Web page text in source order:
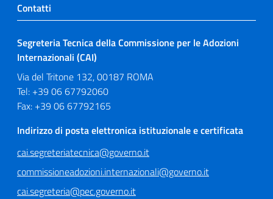
Contatti
Segreteria Tecnica della Commissione per le Adozioni
Internazionali (CAI)
Via del Tritone 132, 00187 ROMA
Tel: +39 06 67792060
Fax: +39 06 67792165
Indirizzo di posta elettronica istituzionale e certificata
cai.segreteriatecnica@governo.it
commissioneadozioni.internazionali@governo.it
cai.segreteria@pec.governo.it